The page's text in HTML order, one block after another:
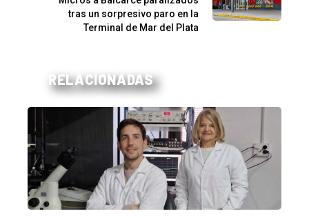
tras un sorpresivo paro en la
Terminal de Mar del Plata
RELACIONADAS